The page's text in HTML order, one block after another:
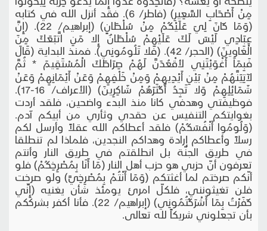
مِنْ أَصْحَابِ السَّعِيرِ) (فاطر/ 6). فقد أنزل الله في كتابه
(وَمَا كَانَ لِيَ عَلَيْكُمْ مِنْ سُلْطَانٍ) (إبراهيم/ 22). (إِنَّ
عِبَادِي لَيْسَ لَكَ عَلَيْهِمْ سُلْطَانٌ إِلا مَنِ اتَّبَعَكَ مِنَ
الْغَاوِينَ) (الحجر/ 42). (فَلا تَلُومُونِي). فمنذ البداية (قَالَ
فَبِمَا أَغْوَيْتَنِي لأقْعُدَنَّ لَهُمْ صِرَاطَكَ الْمُسْتَقِيمَ * ثُمَّ
لآتِيَنَّهُمْ مِنْ بَيْنِ أَيْدِيهِمْ وَمِنْ خَلْفِهِمْ وَعَنْ أَيْمَانِهِمْ وَعَنْ
شَمَائِلِهِمْ وَلا تَجِدُ أَكْثَرَهُمْ شَاكِرِينَ) (الأعراف/ 16-17).
فوظيفتي وهدفي كانا منذ البدء واضحين، فلقد أردت
بغوايتكم التنفيس عن حقدي وثأري من أبيكم آدم.
(وَلُومُوا أَنْفُسَكُمْ) فلقد أعطاكم الله عقلاً وأرسل لكم
رسلاً وأعطاكم إرادة وهداكم النجدين، فلماذا لم تنطلقا
في طريق الجنّة بل انطلقتم في طريق النار وأنتم
تعرفون أنّ حزبي هو حزب أهل النار (مَا أَنَا بِمُصْرِخِكُمْ) فلو
أنّكم صرختم لما أغثتكم (وَمَا أَنْتُمْ بِمُصْرِخِيَّ) ولو صرخت
فلن تغيثونني، فلكلّ امرئ يومئذ شأن يغنيه (إِنِّي
كَفَرْتُ بِمَا أَشْرَكْتُمُونِي) (إبراهيم/ 22). فأنا أكفر بشرككم
بأن تجعلوني شريكاً لله تعالى.